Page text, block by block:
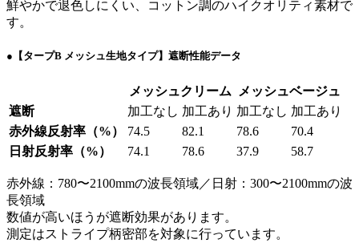
鮮やかで退色しにくい、コットン調のハイクオリティ素材で
す。
●【タープB メッシュ生地タイプ】遮断性能データ
メッシュクリーム
メッシュベージュ
遮断
加工なし 加工あり 加工なし 加工あり
赤外線反射率（%）
74.5 82.1 78.6
70.4
日射反射率（%）
74.1 78.6 37.9 58.7
赤外線：780〜2100mmの波長領域／日射：300〜2100mmの波
長領域
数値が高いほうが遮断効果があります。
測定はストライプ柄密部を対象に行っています。